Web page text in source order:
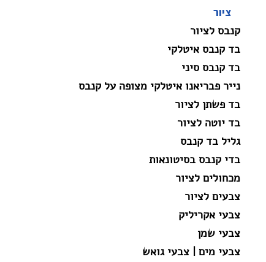
ציור
קנבס לציור
בד קנבס איטלקי
בד קנבס סיני
נייר פבריאנו איטלקי מצופה על קנבס
בד פשתן לציור
בד יוטה לציור
גליל בד קנבס
בדי קנבס בסיטונאות
מכחולים לציור
צבעים לציור
צבעי אקריליק
צבעי שמן
צבעי מים | צבעי גואש